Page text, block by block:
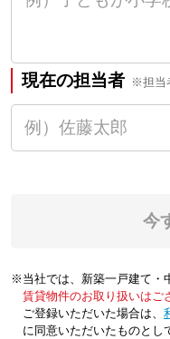
現在の担当者 ※担当
今
※当社では、新築一戸建て・
賃貸物件のお取り扱いはご
ご登録いただいた場合は、
に同意いただいたものとし